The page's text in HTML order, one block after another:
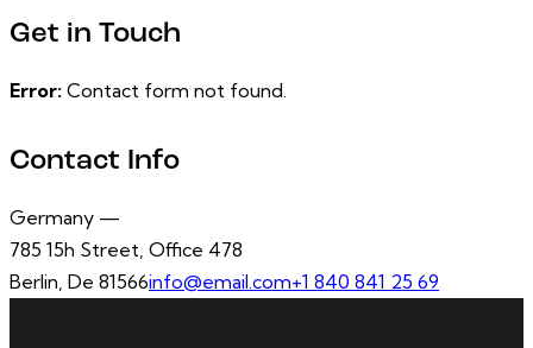
Get in Touch
Error: Contact form not found.
Contact Info
Germany —
785 15h Street, Office 478
Berlin, De 81566info@email.com+1 840 841 25 69